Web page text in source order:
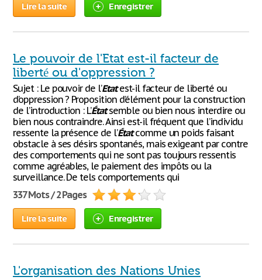
Lire la suite Enregistrer
Le pouvoir de l'Etat est-il facteur de
liberté ou d'oppression ?
Sujet : Le pouvoir de l’Etatest-il facteur de liberté ou
d’oppression ? Proposition d’élément pour la construction
de l’introduction : L’Étatsemble ou bien nous interdire ou
bien nous contraindre. Ainsi est-il fréquent que l’individu
ressente la présence de l’Étatcomme un poids faisant
obstacle à ses désirs spontanés, mais exigeant par contre
des comportements qui ne sont pas toujours ressentis
comme agréables, le paiement des impôts ou la
surveillance. De tels comportements qui
337 Mots / 2 Pages
Lire la suite Enregistrer
L'organisation des Nations Unies